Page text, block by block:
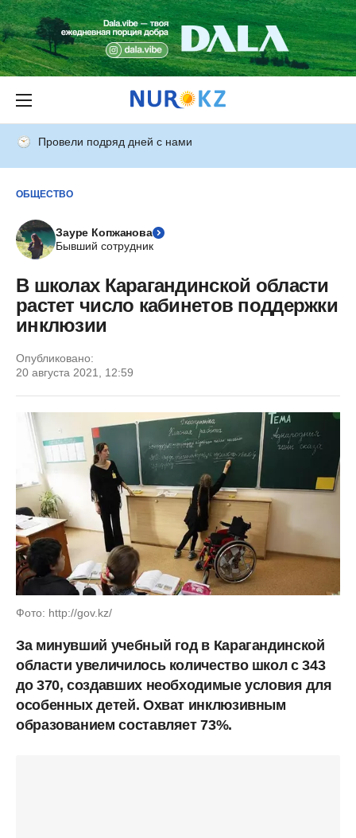
Провели подряд дней с нами
ОБЩЕСТВО
Зауре Копжанова
Бывший сотрудник
В школах Карагандинской области
растет число кабинетов поддержки
инклюзии
Опубликовано:
20 августа 2021, 12:59
Фото: http://gov.kz/
За минувший учебный год в Карагандинской
области увеличилось количество школ с 343
до 370, создавших необходимые условия для
особенных детей. Охват инклюзивным
образованием составляет 73%.